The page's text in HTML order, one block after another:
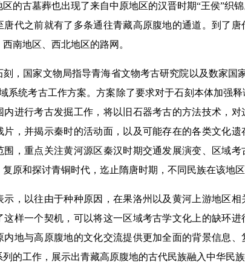
的古墓葬也出现了来自中原地区的汉晋时期“王侯”织
唐代之前就有了多条通往青藏高原腹地的通道。到了
南地区、西北地区的路网。
国家文物局指导青海省文物考古研究院以及数家国
系统考古工作方案。方案除了要求对于石刻本体加强
内进行考古发掘工作，将以旧石器考古的方法技术，
片，并揭示秦时的活动面，以及可能存在的各类文化
围，重点关注黄河源区秦汉时期交通发展演变、区域
复原和探讨青铜时代，迄止隋唐时期，不同民族在该地区
以往由于种种原因，在果洛州以及黄河上游地区相
这样一个契机，可以将这一区域考古学文化上的缺环
内地与高原腹地的文化交流提供更加全面的背景信息
的工作，展示出青藏高原腹地的古代民族融入中华民